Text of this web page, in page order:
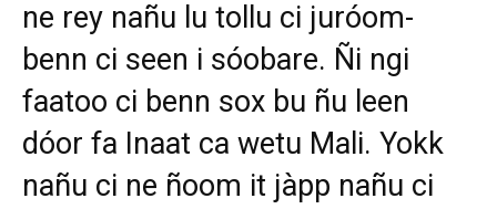
ne rey nañu lu tollu ci juróom-
benn ci seen i sóobare. Ñi ngi
faatoo ci benn sox bu ñu leen
dóor fa Inaat ca wetu Mali. Yokk
nañu ci ne ñoom it jàpp nañu ci